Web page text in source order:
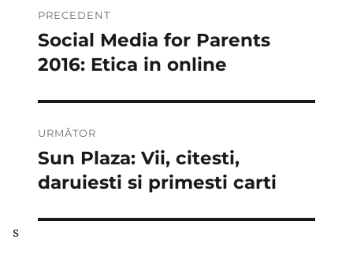
în
articole
PRECEDENT
Articolul
anterior:
Social Media for Parents
2016: Etica in online
URMĂTOR
Articolul
următor:
Sun Plaza: Vii, citesti,
daruiesti si primesti carti
s